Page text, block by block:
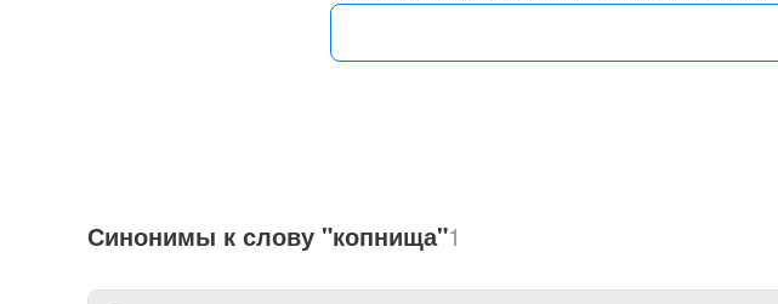
Синонимы к слову "копнища"1